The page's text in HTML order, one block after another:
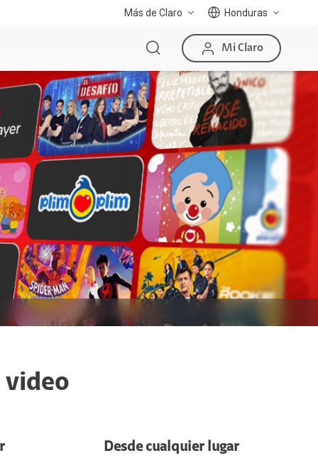
Más de Claro Honduras
Mi Claro
video
Desde cualquier lugar